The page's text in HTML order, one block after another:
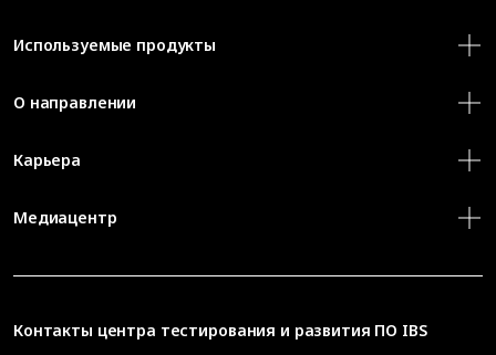
Контакты центра тестирования и развития ПО IBS
Используемые продукты
О направлении
Карьера
Медиацентр